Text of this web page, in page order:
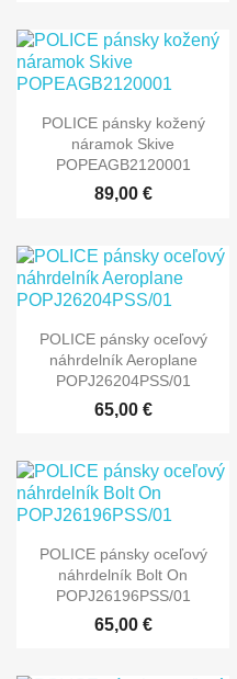
POLICE pánsky kožený
náramok Skive
POPEAGB2120001
89,00 €
POLICE pánsky oceľový
náhrdelník Aeroplane
POPJ26204PSS/01
65,00 €
POLICE pánsky oceľový
náhrdelník Bolt On
POPJ26196PSS/01
65,00 €